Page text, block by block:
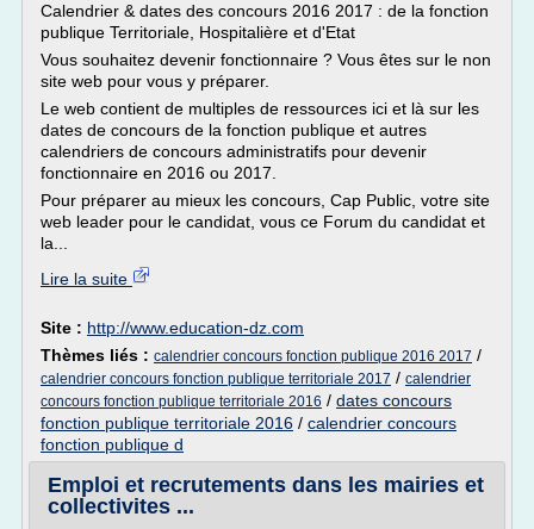
Calendrier & dates des concours 2016 2017 : de la fonction
publique Territoriale, Hospitalière et d'Etat
Vous souhaitez devenir fonctionnaire ? Vous êtes sur le non
site web pour vous y préparer.
Le web contient de multiples de ressources ici et là sur les
dates de concours de la fonction publique et autres
calendriers de concours administratifs pour devenir
fonctionnaire en 2016 ou 2017.
Pour préparer au mieux les concours, Cap Public, votre site
web leader pour le candidat, vous ce Forum du candidat et
la...
Lire la suite
Site : http://www.education-dz.com
Thèmes liés : calendrier concours fonction publique 2016 2017 /
calendrier concours fonction publique territoriale 2017 / calendrier
concours fonction publique territoriale 2016 / dates concours
fonction publique territoriale 2016 / calendrier concours
fonction publique d
Emploi et recrutements dans les mairies et
collectivites ...